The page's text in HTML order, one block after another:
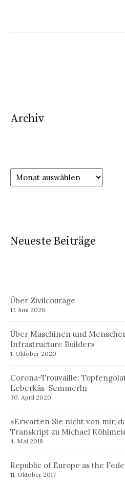
Archiv
Neueste Beiträge
Über Zivilcourage
17. Juni 2026
Über Maschinen und
Infrastructure Builder»
1. Oktober 2020
Corona-Trouvaille:
Leberkäs-Semmerln
30. April 2020
«Erwarten Sie nicht von mir,
Transkript zu Michael
4. Mai 2018
Republic of Europe as the
11. Oktober 2017